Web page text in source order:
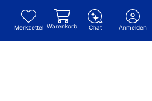
Merkzettel Warenkorb Chat Anmelden